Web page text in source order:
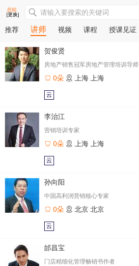
总站
[更换]
推荐 讲师 视频 课程 授课见证
贺俊贤
房地产销售冠军房地产管理培训导师
0朵 上海 上海
云
李治江
营销培训专家
0朵 上海 上海
云
孙向阳
中国高利润营销核心专家
0朵 北京 北京
云
邰昌宝
门店精细化管理畅销书作者